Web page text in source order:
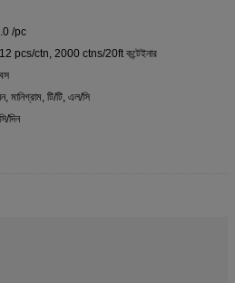
/pc
pcs/ctn, 2000 ctns/20ft কন্টেইনার
মানিগ্রাম, টি/টি, এল/সি
দিন